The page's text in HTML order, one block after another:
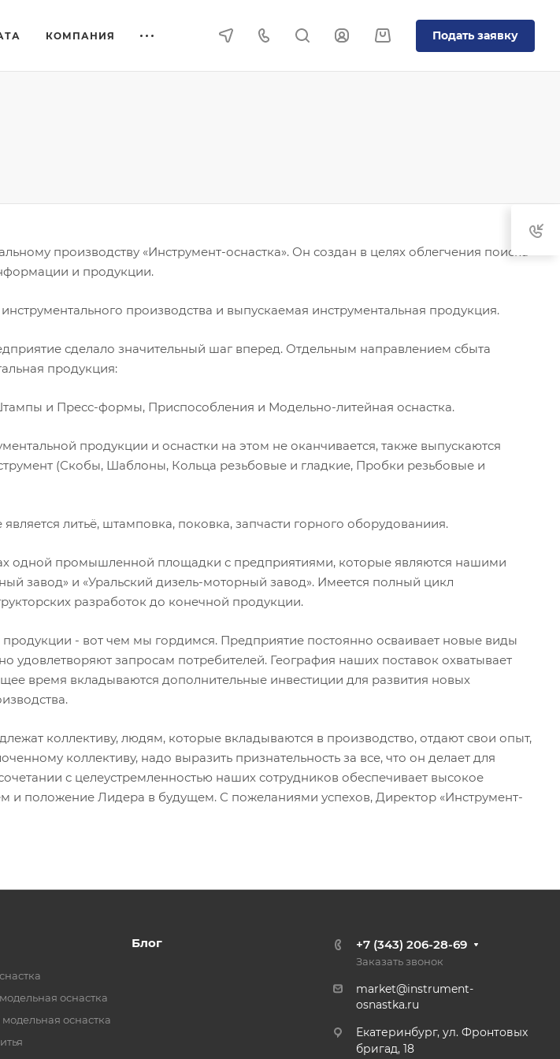
КОМПАНИЯ Подать заявку
производству «Инструмент-оснастка». Он создан в целях облегчения поиска
и продукции.
производства и выпускаемая инструментальная продукция.
сделало значительный шаг вперед. Отдельным направлением сбыта
продукция:
и Пресс-формы, Приспособления и Модельно-литейная оснастка.
продукции и оснастки на этом не оканчивается, также выпускаются
(Скобы, Шаблоны, Кольца резьбовые и гладкие, Пробки резьбовые и
литьё, штамповка, поковка, запчасти горного оборудованиия.
одной промышленной площадки с предприятиями, которые являются нашими
завод» и «Уральский дизель-моторный завод». Имеется полный цикл
разработок до конечной продукции.
- вот чем мы гордимся. Предприятие постоянно осваивает новые виды
удовлетворяют запросам потребителей. География наших поставок охватывает
время вкладываются дополнительные инвестиции для развития новых
коллективу, людям, которые вкладываются в производство, отдают свои опыт,
коллективу, надо выразить признательность за все, что он делает для
с целеустремленностью наших сотрудников обеспечивает высокое
и положение Лидера в будущем. С пожеланиями успехов, Директор «Инструмент-
оснастка
оснастка
Блог +7 (343) 206-28-69
Заказать звонок
market@instrument-
osnastka.ru
Екатеринбург, ул. Фронтовых
бригад, 18